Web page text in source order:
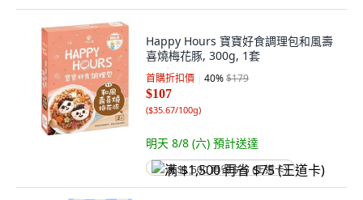
Happy Hours 寶寶好食調理包和風壽
喜燒梅花豚, 300g, 1套
首購折扣價 40%$179
$107
($35.67/100g)
明天 8/8 (六) 預計送達
满 $1,500 再省 $75 (王道卡)